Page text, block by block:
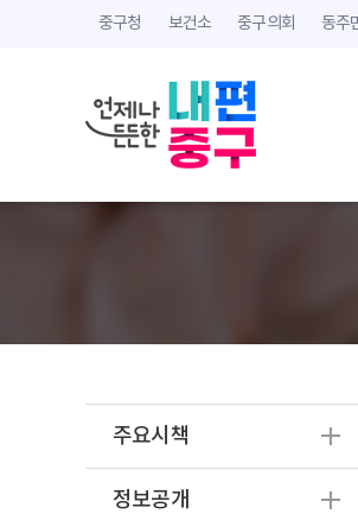
중구청 보건소 중구의회 동주
주요시책
정보공개